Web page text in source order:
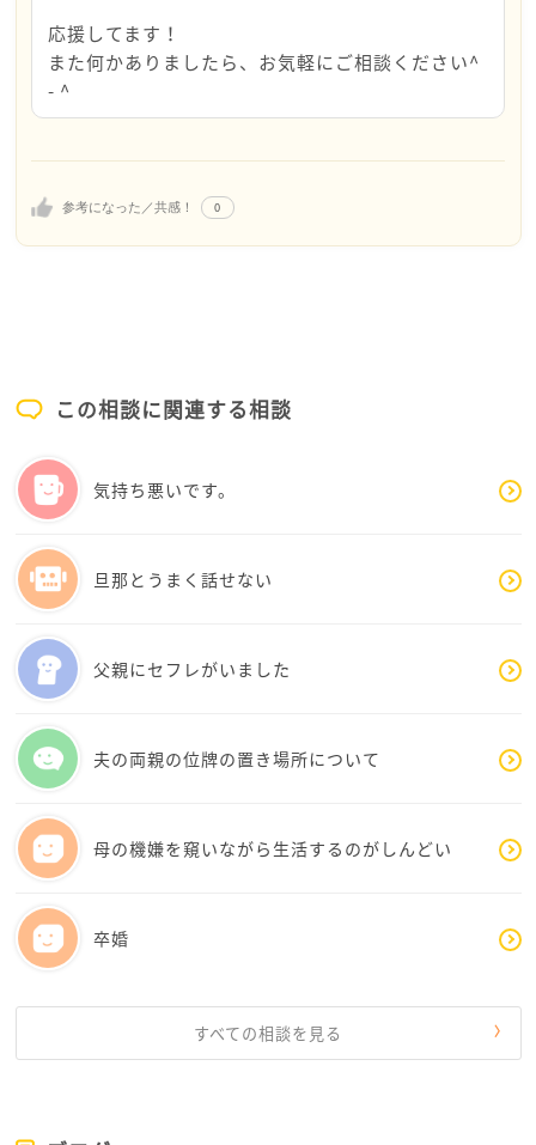
金銭面では、場合によっては母子家庭で補助をもらう
ことも出来ます
世間体などもあるかもしれませんが、いくさんの負担
参考になった／共感！ 0
応援してます！
また何かありましたら、お気軽にご相談ください^
- ^
この相談に関連する相談
気持ち悪いです。
旦那とうまく話せない
父親にセフレがいました
夫の両親の位牌の置き場所について
母の機嫌を窺いながら生活するのがしんどい
卒婚
すべての相談を見る